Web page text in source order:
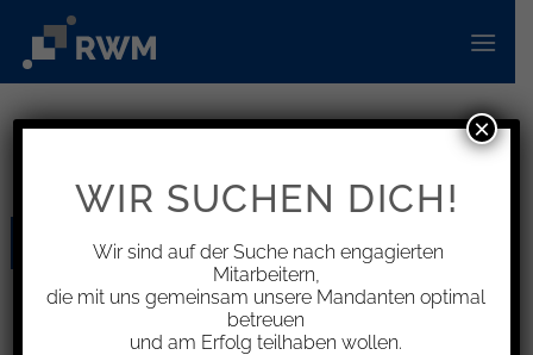
Inhalt
springen
KATEGORIE-ARCHIVE:INFORMATIONEN
WIR SUCHEN DICH!
Wir sind auf der Suche nach engagierten
Mitarbeitern,
die mit uns gemeinsam unsere Mandanten optimal
betreuen
und am Erfolg teilhaben wollen.
×